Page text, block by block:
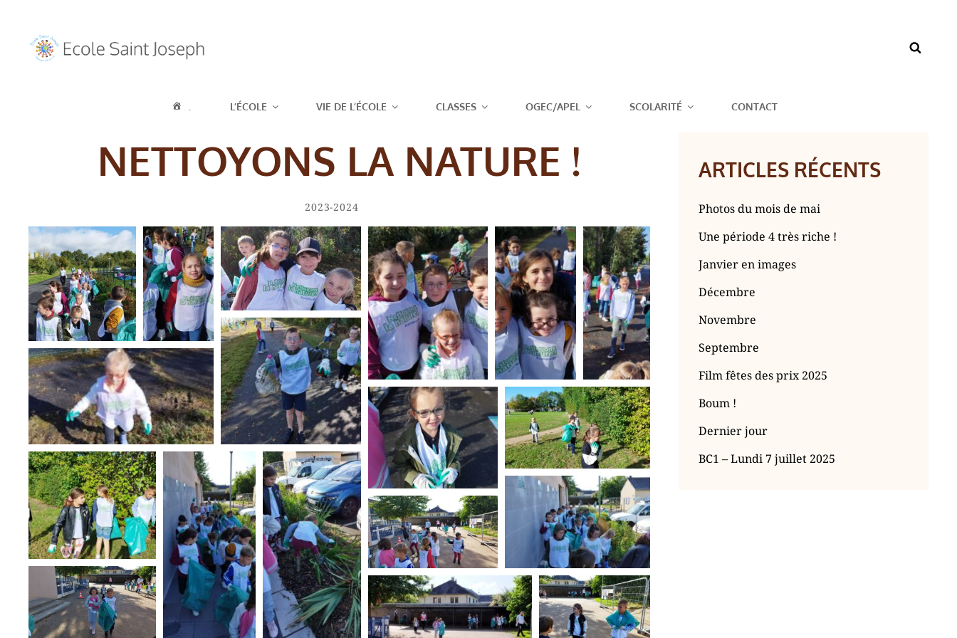
ECOLE SAINT JOSEPH – BAZOUGES CRÉ
SUR LOIR
L’ÉCOLE VIE DE L’ÉCOLE CLASSES OGEC/APEL SCOLARITÉ CONTACT
NETTOYONS LA NATURE !
Categories
2023-2024
ARTICLES RÉCENTS
Photos du mois de mai
Une période 4 très riche !
Janvier en images
Décembre
Novembre
Septembre
Film fêtes des prix 2025
Boum !
Dernier jour
BC1 – Lundi 7 juillet 2025